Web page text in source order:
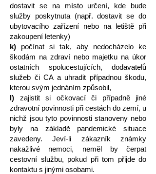
dostavit se na místo určení, kde bude
služby poskytnuta (např. dostavit se do
ubytovacího zařízení nebo na letiště při
zakoupení letenky)
k) počínat si tak, aby nedocházelo ke
škodám na zdraví nebo majetku na úkor
ostatních spolucestujících, dodavatelů
služeb či CA a uhradit případnou škodu,
kterou svým jednáním způsobil,
l) zajistit si očkovací či případně jiné
zdravotní povinnosti při cestách do zemí, u
nichž jsou tyto povinnosti stanoveny nebo
byly na základě pandemické situace
zavedeny. Jeví-li zákazník známky
nakažlivé nemoci, neměl by čerpat
cestovní službu, pokud při tom přijde do
kontaktu s jinými osobami.